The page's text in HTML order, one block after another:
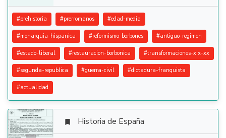
#prehistoria #prerromanos #edad-media
#monarquia-hispanica #reformismo-borbones #antiguo-regimen
#estado-liberal #restauracion-borbonica #transformaciones-xix-xx
#segunda-republica #guerra-civil #dictadura-franquista
#actualidad
 Historia de España